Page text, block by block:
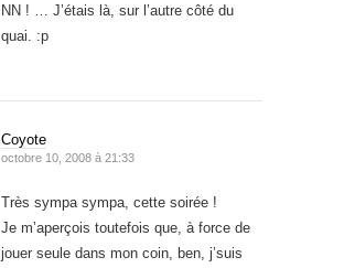
NN ! … J’étais là, sur l’autre côté du
quai. :p
Coyote
octobre 10, 2008 à 21:33
Très sympa sympa, cette soirée !
Je m’aperçois toutefois que, à force de
jouer seule dans mon coin, ben, j’suis